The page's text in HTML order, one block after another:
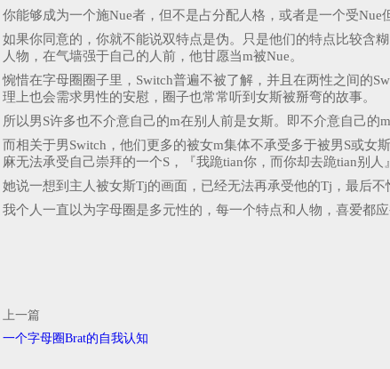
你能够成为一个施Nue者，但不是占分配人格，或者是一个受Nue
如果你同意的，你就不能说双特点是伪。只是他们的特点比较含
人物，在气墙强于自己的人前，他甘愿当m被Nue。
惋惜在字母圈圈子里，Switch普遍不被了解，并且在两性之间的
理上也会需求男性的安慰，圈子也常常听到女斯被掰弯的故事。
所以男S许多也不介意自己的m在别人前是女斯。即不介意自己的m
而相关于男Switch，他们更多的被女m集体不承受多于被男S或
麻无法承受自己崇拜的一个S，『我跪tian你，而你却去跪tian别人
她说一想到主人被女斯Tj的画面，已经无法再承受他的Tj，最后不
我个人一直以为字母圈是多元性的，每一个特点和人物，喜爱都
上一篇
一个字母圈Brat的自我认知